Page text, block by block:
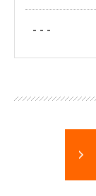
- - -